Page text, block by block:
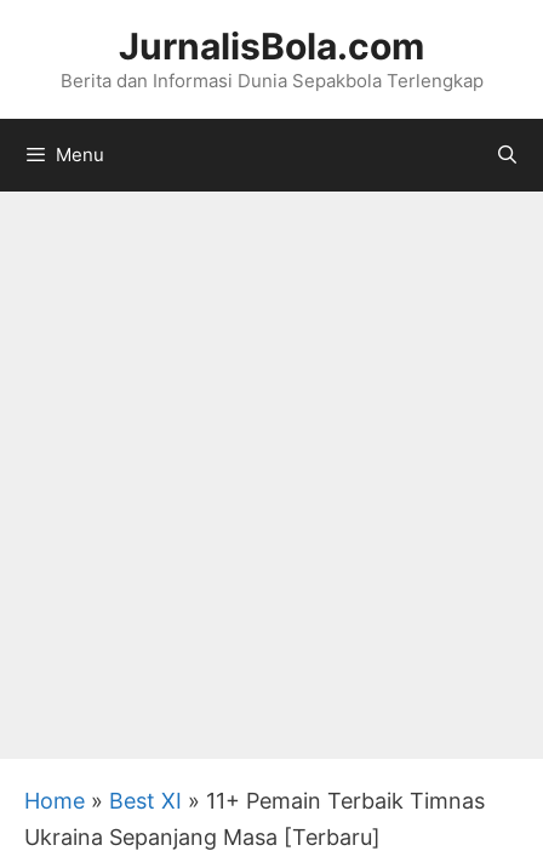
JurnalisBola.com
Berita dan Informasi Dunia Sepakbola Terlengkap
Menu
Home » Best XI » 11+ Pemain Terbaik Timnas
Ukraina Sepanjang Masa [Terbaru]